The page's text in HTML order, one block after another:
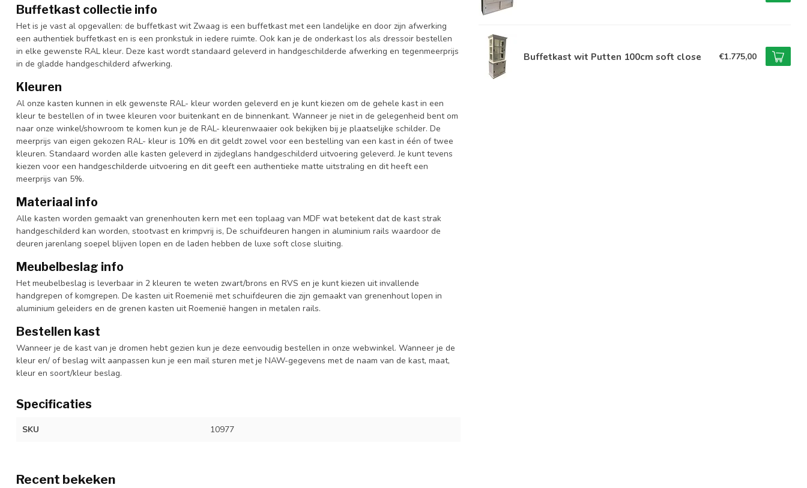
Buffetkast collectie info
Het is je vast al opgevallen: de buffetkast wit Zwaag is een buffetkast met een landelijke en door zijn afwerking
een authentiek buffetkast en is een pronkstuk in iedere ruimte. Ook kan je de onderkast los als dressoir bestellen
in elke gewenste RAL kleur. Deze kast wordt standaard geleverd in handgeschilderde afwerking en tegenmeerprijs
in de gladde handgeschilderd afwerking.
Kleuren
Al onze kasten kunnen in elk gewenste RAL- kleur worden geleverd en je kunt kiezen om de gehele kast in een
kleur te bestellen of in twee kleuren voor buitenkant en de binnenkant. Wanneer je niet in de gelegenheid bent om
naar onze winkel/showroom te komen kun je de RAL- kleurenwaaier ook bekijken bij je plaatselijke schilder. De
meerprijs van eigen gekozen RAL- kleur is 10% en dit geldt zowel voor een bestelling van een kast in één of twee
kleuren. Standaard worden alle kasten geleverd in zijdeglans handgeschilderd uitvoering geleverd. Je kunt tevens
kiezen voor een handgeschilderde uitvoering en dit geeft een authentieke matte uitstraling en dit heeft een
meerprijs van 5%.
Materiaal info
Alle kasten worden gemaakt van grenenhouten kern met een toplaag van MDF wat betekent dat de kast strak
handgeschilderd kan worden, stootvast en krimpvrij is, De schuifdeuren hangen in aluminium rails waardoor de
deuren jarenlang soepel blijven lopen en de laden hebben de luxe soft close sluiting.
Meubelbeslag info
Het meubelbeslag is leverbaar in 2 kleuren te weten zwart/brons en RVS en je kunt kiezen uit invallende
handgrepen of komgrepen. De kasten uit Roemenië met schuifdeuren die zijn gemaakt van grenenhout lopen in
aluminium geleiders en de grenen kasten uit Roemenië hangen in metalen rails.
Bestellen kast
Wanneer je de kast van je dromen hebt gezien kun je deze eenvoudig bestellen in onze webwinkel. Wanneer je de
kleur en/ of beslag wilt aanpassen kun je een mail sturen met je NAW-gegevens met de naam van de kast, maat,
kleur en soort/kleur beslag.
Specificaties
SKU 10977
Buffetkast wit Putten 100cm soft close €1.775,00
Recent bekeken